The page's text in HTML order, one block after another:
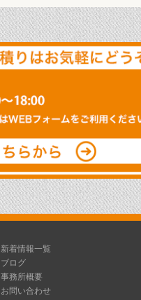
新着情報一覧
ブログ
事務所概要
お問い合わせ